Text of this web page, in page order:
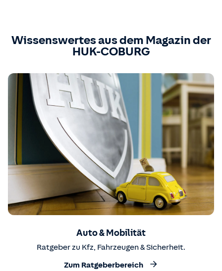
Wissenswertes aus dem Magazin der
HUK-COBURG
Auto & Mobilität
Ratgeber zu Kfz, Fahrzeugen & Sicherheit.
Zum Ratgeberbereich